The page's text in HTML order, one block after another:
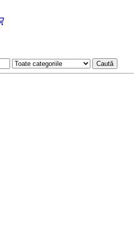
Caută